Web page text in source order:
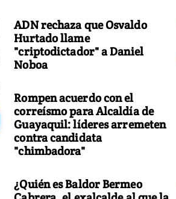
ADN rechaza que Osvaldo
Hurtado llame
"criptodictador" a Daniel
Noboa
Rompen acuerdo con el
correísmo para Alcaldía de
Guayaquil: líderes arremeten
contra candidata
"chimbadora"
¿Quién es Baldor Bermeo